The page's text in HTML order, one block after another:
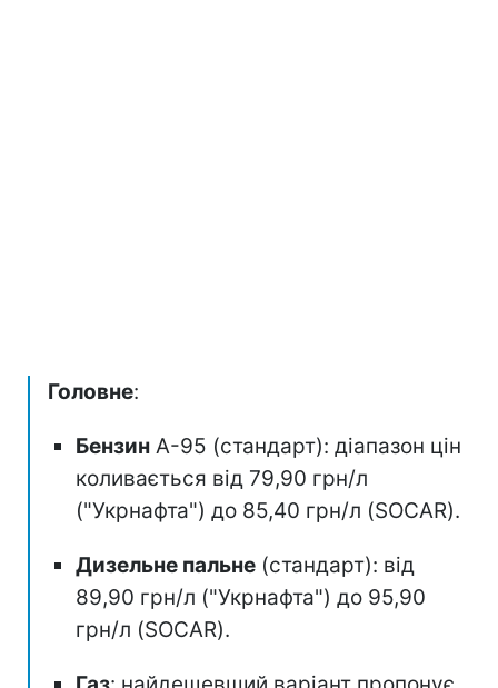
Головне:
Бензин А-95 (стандарт): діапазон цін
коливається від 79,90 грн/л
("Укрнафта") до 85,40 грн/л (SOCAR).
Дизельне пальне (стандарт): від
89,90 грн/л ("Укрнафта") до 95,90
грн/л (SOCAR).